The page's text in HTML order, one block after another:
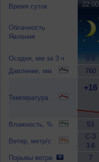
Время суток
Облачность
Явления
Осадки, мм за 3 ч
Давление, мм
Температура
Влажность, %
Ветер, метр/с
Порывы ветра
22:00
0.0
760
+16
53
С-З
3-6
7